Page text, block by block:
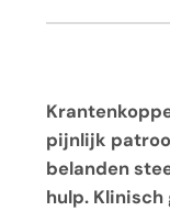
pijnlijk
belanden
hulp.